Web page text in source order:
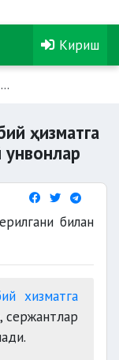
Кириш
ҳизматга
хизматга
сержантлар